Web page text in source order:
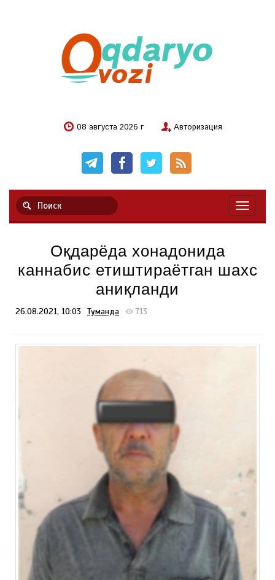
08 августа 2026 г Авторизация
Оқдарёда хонадонида
каннабис етиштираётган шахс
аниқланди
26.08.2021, 10:03 Туманда 713